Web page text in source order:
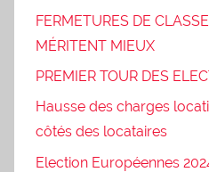
FERMETURES DE
MÉRITENT MIEUX
PREMIER TOUR DES
Hausse des charges
côtés des locataires
Election Européennes